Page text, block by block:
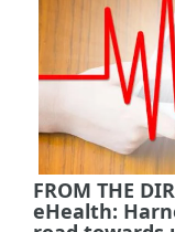
FROM THE
eHealth: